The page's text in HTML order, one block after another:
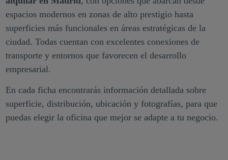
espacios modernos en zonas de alto prestigio hasta
superficies más funcionales en áreas estratégicas de la
ciudad. Todas cuentan con excelentes conexiones de
transporte y entornos que favorecen el desarrollo
empresarial.
En cada ficha encontrarás información detallada sobre
superficie, distribución, ubicación y fotografías, para que
puedas elegir la oficina que mejor se adapte a tu negocio.